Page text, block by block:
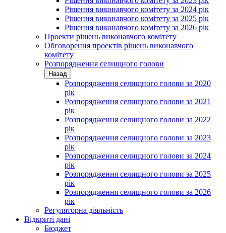
Рішення виконавчого комітету за 2024 рік
Рішення виконавчого комітету за 2025 рік
Рішення виконавчого комітету за 2026 рік
Проекти рішень виконавчого комітету
Обговорення проектів рішень виконавчого
комітету
Розпорядження селищного голови
Назад
Розпорядження селищного голови за 2020
рік
Розпорядження селищного голови за 2021
рік
Розпорядження селищного голови за 2022
рік
Розпорядження селищного голови за 2023
рік
Розпорядження селищного голови за 2024
рік
Розпорядження селищного голови за 2025
рік
Розпорядження селищного голови за 2026
рік
Регуляторна діяльність
Відкриті дані
Бюджет